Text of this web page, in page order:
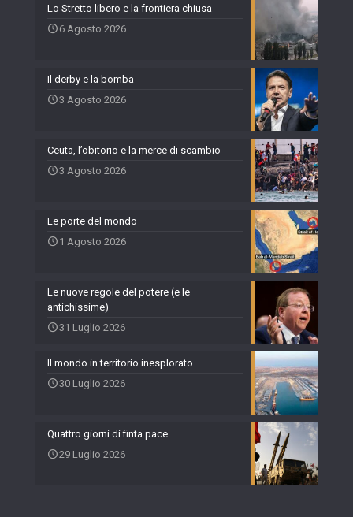
Lo Stretto libero e la frontiera chiusa
6 Agosto 2026
Il derby e la bomba
3 Agosto 2026
Ceuta, l’obitorio e la merce di scambio
3 Agosto 2026
Le porte del mondo
1 Agosto 2026
Le nuove regole del potere (e le
antichissime)
31 Luglio 2026
Il mondo in territorio inesplorato
30 Luglio 2026
Quattro giorni di finta pace
29 Luglio 2026